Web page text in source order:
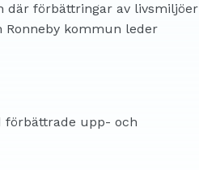
där förbättringar av livsmiljöer
Ronneby kommun leder
förbättrade upp- och